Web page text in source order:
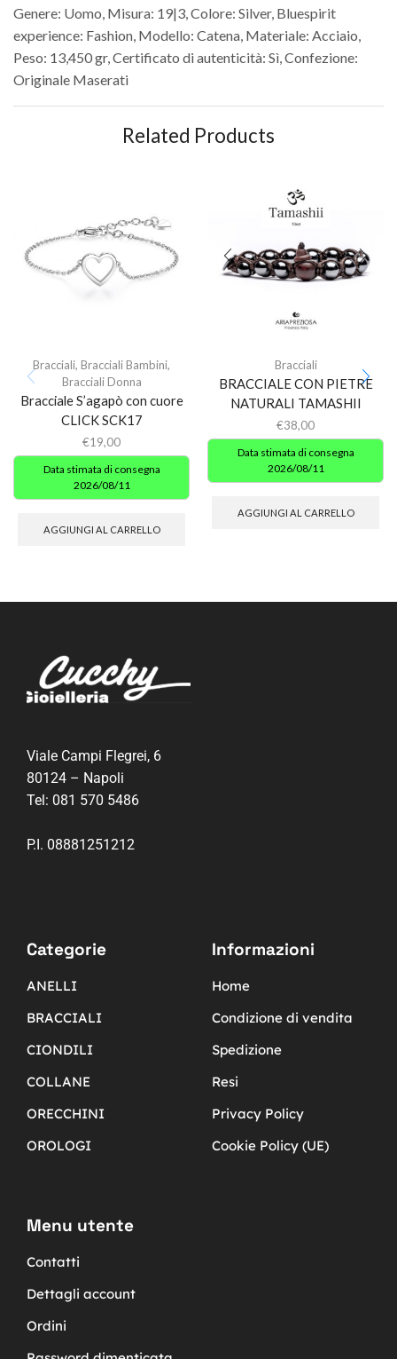
Genere: Uomo, Misura: 19|3, Colore: Silver, Bluespirit
experience: Fashion, Modello: Catena, Materiale: Acciaio,
Peso: 13,450 gr, Certificato di autenticità: Sì, Confezione:
Originale Maserati
Related Products
Bracciali, Bracciali Bambini,
Bracciali Donna
Bracciale S’agapò con cuore
CLICK SCK17
€19,00
Data stimata di consegna
2026/08/11
AGGIUNGI AL CARRELLO
Bracciali
BRACCIALE CON PIETRE
NATURALI TAMASHII
€38,00
Data stimata di consegna
2026/08/11
AGGIUNGI AL CARRELLO
Viale Campi Flegrei, 6
80124 – Napoli
Tel: 081 570 5486
P.I. 08881251212
Categorie
ANELLI
BRACCIALI
CIONDILI
COLLANE
ORECCHINI
OROLOGI
Informazioni
Home
Condizione di vendita
Spedizione
Resi
Privacy Policy
Cookie Policy (UE)
Menu utente
Contatti
Dettagli account
Ordini